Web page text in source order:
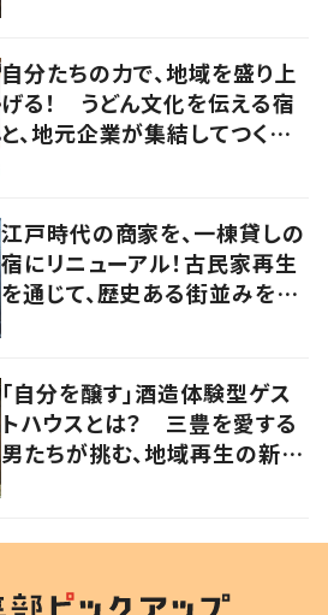
自分たちの力で、地域を盛り上
げる！ うどん文化を伝える宿
と、地元企業が集結してつくり
江戸時代の商家を、一棟貸しの
宿にリニューアル！古民家再生
を通じて、歴史ある街並みを守
「自分を醸す」酒造体験型ゲス
トハウスとは？ 三豊を愛する
男たちが挑む、地域再生の新し